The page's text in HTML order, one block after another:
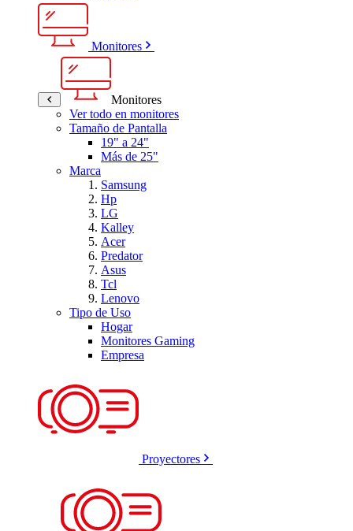
Monitores
Monitores
Ver todo en monitores
Tamaño de Pantalla
19" a 24"
Más de 25"
Marca
Samsung
Hp
LG
Kalley
Acer
Predator
Asus
Tcl
Lenovo
Tipo de Uso
Hogar
Monitores Gaming
Empresa
Proyectores